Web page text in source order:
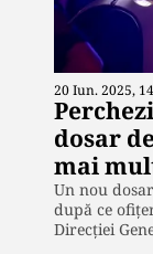
20 Iun. 2025,
dosar
mai
Un nou
după ce
Direcției